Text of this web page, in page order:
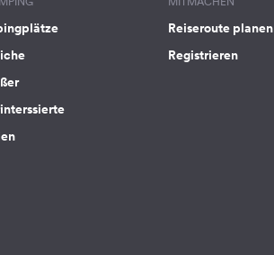
Reiseroute planen
Registrieren